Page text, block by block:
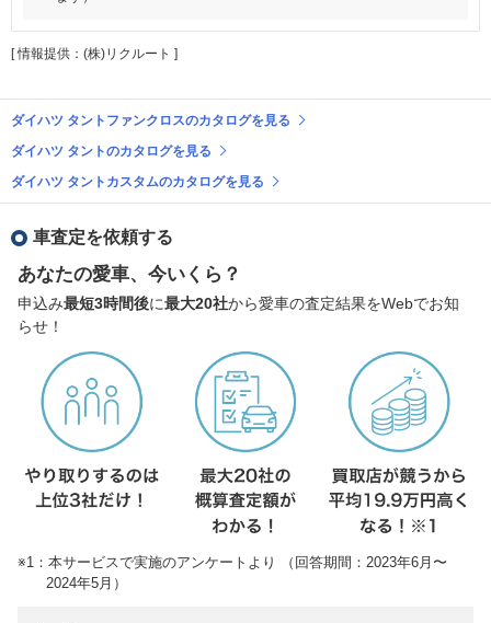
[ 情報提供：(株)リクルート ]
ダイハツ タントファンクロスのカタログを見る
ダイハツ タントのカタログを見る
ダイハツ タントカスタムのカタログを見る
車査定を依頼する
あなたの愛車、今いくら？
申込み最短3時間後に最大20社から愛車の査定結果をWebでお知
らせ！
※1：本サービスで実施のアンケートより （回答期間：2023年6月〜
2024年5月）